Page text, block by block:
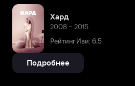
Хард
2008 – 2015
Рейтинг Иви: 6,5
Подробнее